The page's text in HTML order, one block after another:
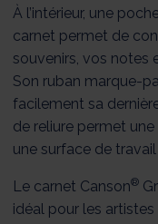
À l’intérieur, une
carnet permet de
souvenirs, vos notes
Son ruban marque-
facilement sa
de reliure permet
une surface de
Le carnet Canson®
idéal pour les